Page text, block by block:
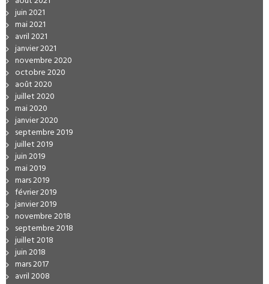
juin 2021
mai 2021
avril 2021
janvier 2021
novembre 2020
octobre 2020
août 2020
juillet 2020
mai 2020
janvier 2020
septembre 2019
juillet 2019
juin 2019
mai 2019
mars 2019
février 2019
janvier 2019
novembre 2018
septembre 2018
juillet 2018
juin 2018
mars 2017
avril 2008